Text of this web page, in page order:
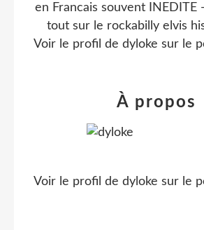
en Francais souvent
tout sur le rockabilly elvis
Voir le profil de dyloke sur le
À propos
Voir le profil de dyloke sur le